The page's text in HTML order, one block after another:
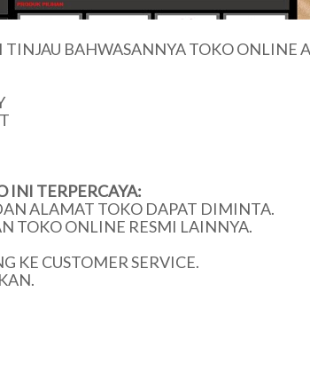
BAHWASANNYA TOKO ONLINE
INI TERPERCAYA:
ALAMAT TOKO DAPAT DIMINTA.
TOKO ONLINE RESMI LAINNYA.
KE CUSTOMER SERVICE.